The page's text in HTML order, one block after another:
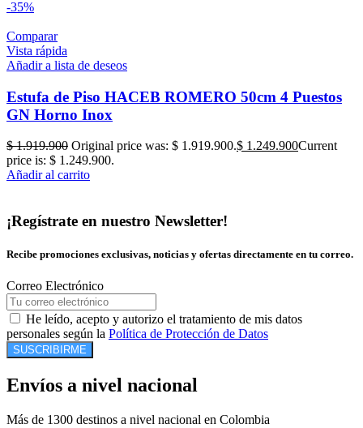
-35%
Comparar
Vista rápida
Añadir a lista de deseos
Estufa de Piso HACEB ROMERO 50cm 4 Puestos
GN Horno Inox
$1.919.900 Original price was: $ 1.919.900.$ 1.249.900Current
price is: $ 1.249.900.
Añadir al carrito
¡Regístrate en nuestro Newsletter!
Recibe promociones exclusivas, noticias y ofertas directamente en tu correo.
Correo Electrónico
He leído, acepto y autorizo el tratamiento de mis datos
personales según la Política de Protección de Datos
SUSCRIBIRME
Envíos a nivel nacional
Más de 1300 destinos a nivel nacional en Colombia